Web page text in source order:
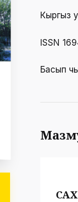
Кыргыз
ISSN
Басып